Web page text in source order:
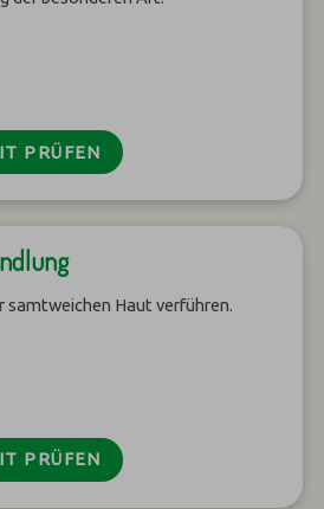
PRÜFEN
samtweichen Haut verführen.
PRÜFEN